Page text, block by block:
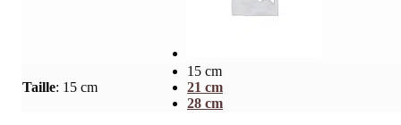
Taille: 15 cm
15 cm
21 cm
28 cm